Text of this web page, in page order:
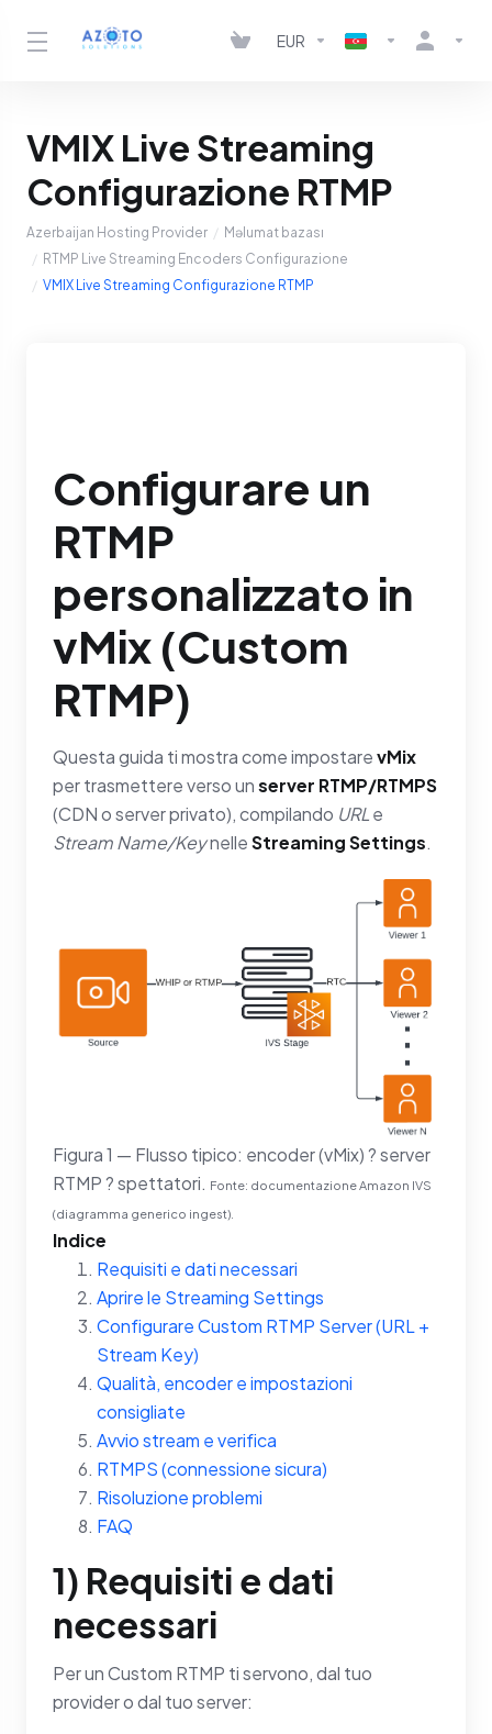
EUR
VMIX Live Streaming
Configurazione RTMP
Azerbaijan Hosting Provider
Məlumat bazası
RTMP Live Streaming Encoders Configurazione
VMIX Live Streaming Configurazione RTMP
Configurare un
RTMP
personalizzato in
vMix (Custom
RTMP)
Questa guida ti mostra come impostarevMix
per trasmettere verso unserver RTMP/RTMPS
(CDN o server privato), compilando URLe
Stream Name/KeynelleStreaming Settings.
Figura 1 — Flusso tipico: encoder (vMix) ? server
RTMP ? spettatori. Fonte: documentazione Amazon IVS
(diagramma generico ingest).
Indice
Requisiti e dati necessari
Aprire le Streaming Settings
Configurare Custom RTMP Server (URL +
Stream Key)
Qualità, encoder e impostazioni
consigliate
Avvio stream e verifica
RTMPS (connessione sicura)
Risoluzione problemi
FAQ
1) Requisiti e dati
necessari
Per un Custom RTMP ti servono, dal tuo
provider o dal tuo server: